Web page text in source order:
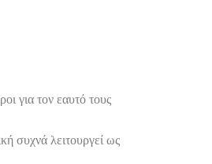
για τον εαυτό τους
συχνά λειτουργεί ως